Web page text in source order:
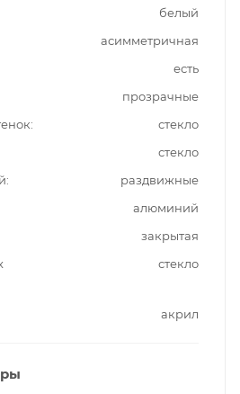
белый
асимметричная
есть
прозрачные
стекло
стекло
раздвижные
алюминий
закрытая
стекло
акрил